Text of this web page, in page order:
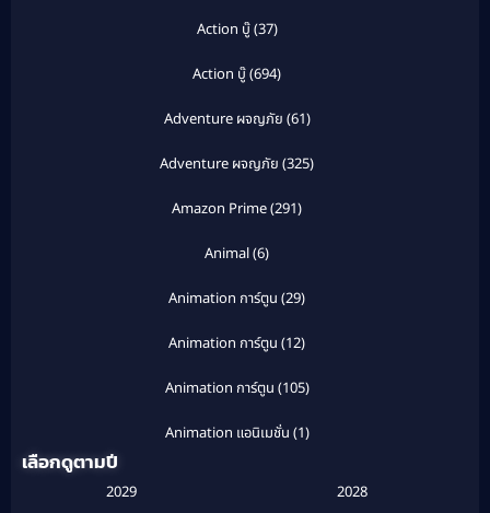
Action บู๊(37)
Action บู๊(694)
Adventure ผจญภัย (61)
Adventure ผจญภัย (325)
Amazon Prime(291)
Animal(6)
Animation การ์ตูน (29)
Animation การ์ตูน (12)
Animation การ์ตูน (105)
Animation แอนิเมชั่น (1)
เลือกดูตามปี
2029
2028